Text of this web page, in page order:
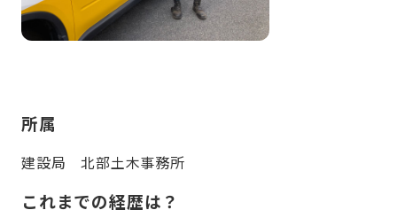
所属
建設局 北部土木事務所
これまでの経歴は？